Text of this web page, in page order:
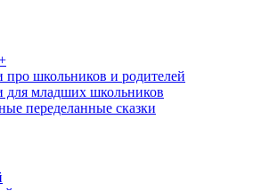
школьников и родителей
младших школьников
переделанные сказки